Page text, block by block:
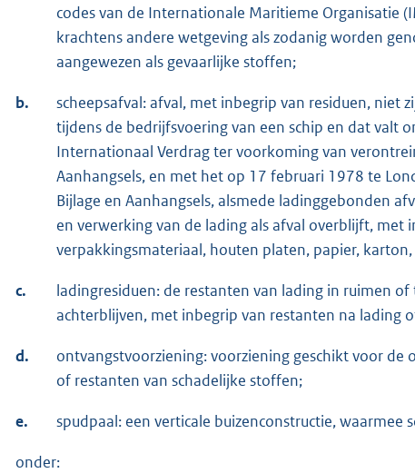
codes van de Internationale Maritieme Organisatie
krachtens andere wetgeving als zodanig worden
aangewezen als gevaarlijke stoffen;
b.
scheepsafval: afval, met inbegrip van residuen, niet
tijdens de bedrijfsvoering van een schip en dat valt
Internationaal Verdrag ter voorkoming van
Aanhangsels, en met het op 17 februari 1978 te
Bijlage en Aanhangsels, alsmede ladinggebonden
en verwerking van de lading als afval overblijft,
verpakkingsmateriaal, houten platen, papier,
c.
ladingresiduen: de restanten van lading in ruimen
achterblijven, met inbegrip van restanten na lading
d.
ontvangstvoorziening: voorziening geschikt voor de
of restanten van schadelijke stoffen;
e. spudpaal: een verticale buizenconstructie, waarmee
onder: